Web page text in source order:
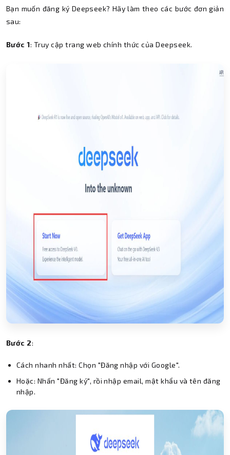
Bạn muốn đăng ký Deepseek? Hãy làm theo các bước đơn giản
sau:
Bước 1: Truy cập trang web chính thức của Deepseek.
Bước 2:
Cách nhanh nhất: Chọn "Đăng nhập với Google".
Hoặc: Nhấn "Đăng ký", rồi nhập email, mật khẩu và tên đăng
nhập.